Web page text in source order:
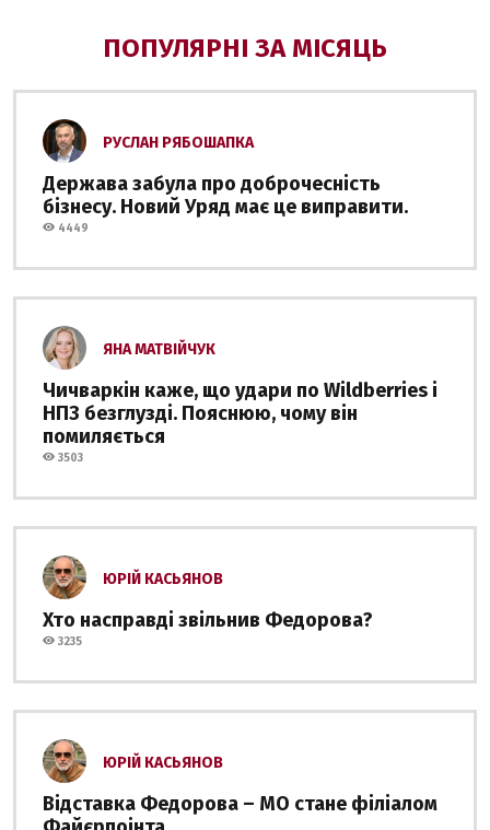
ПОПУЛЯРНІ ЗА МІСЯЦЬ
РУСЛАН РЯБОШАПКА
Держава забула про доброчесність
бізнесу. Новий Уряд має це виправити.
4449
ЯНА МАТВІЙЧУК
Чичваркін каже, що удари по Wildberries і
НПЗ безглузді. Пояснюю, чому він
помиляється
3503
ЮРІЙ КАСЬЯНОВ
Хто насправді звільнив Федорова?
3235
ЮРІЙ КАСЬЯНОВ
Відставка Федорова – МО стане філіалом